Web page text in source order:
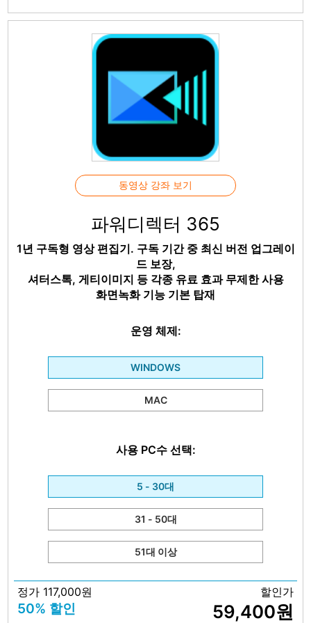
동영상 강좌 보기
파워디렉터 365
1년 구독형 영상 편집기. 구독 기간 중 최신 버전 업그레이
드 보장,
셔터스톡, 게티이미지 등 각종 유료 효과 무제한 사용
화면녹화 기능 기본 탑재
운영 체제:
WINDOWS
MAC
사용 PC수 선택:
5 - 30대
31 - 50대
51대 이상
정가 117,000원
50% 할인
할인가
59,400원